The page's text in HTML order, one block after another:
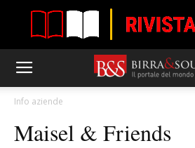
Info aziende
Maisel & Friends